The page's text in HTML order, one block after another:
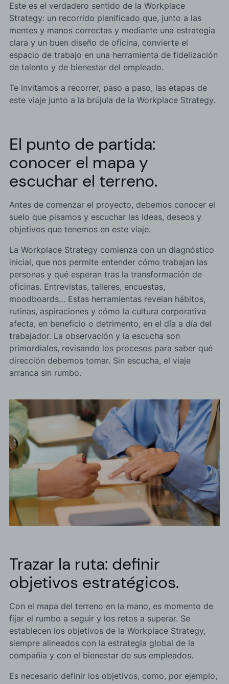
Este es el verdadero sentido de la Workplace
Strategy: un recorrido planificado que, junto a las
mentes y manos correctas y mediante una estrategia
clara y un buen diseño de oficina, convierte el
espacio de trabajo en una herramienta de fidelización
de talento y de bienestar del empleado.
Te invitamos a recorrer, paso a paso, las etapas de
este viaje junto a la brújula de la Workplace Strategy.
El punto de partida:
conocer el mapa y
escuchar el terreno.
Antes de comenzar el proyecto, debemos conocer el
suelo que pisamos y escuchar las ideas, deseos y
objetivos que tenemos en este viaje.
La Workplace Strategy comienza con un diagnóstico
inicial, que nos permite entender cómo trabajan las
personas y qué esperan tras la transformación de
oficinas. Entrevistas, talleres, encuestas,
moodboards… Estas herramientas revelan hábitos,
rutinas, aspiraciones y cómo la cultura corporativa
afecta, en beneficio o detrimento, en el día a día del
trabajador. La observación y la escucha son
primordiales, revisando los procesos para saber qué
dirección debemos tomar. Sin escucha, el viaje
arranca sin rumbo.
Trazar la ruta: definir
objetivos estratégicos.
Con el mapa del terreno en la mano, es momento de
fijar el rumbo a seguir y los retos a superar. Se
establecen los objetivos de la Workplace Strategy,
siempre alineados con la estrategia global de la
compañía y con el bienestar de sus empleados.
Es necesario definir los objetivos, como, por ejemplo,